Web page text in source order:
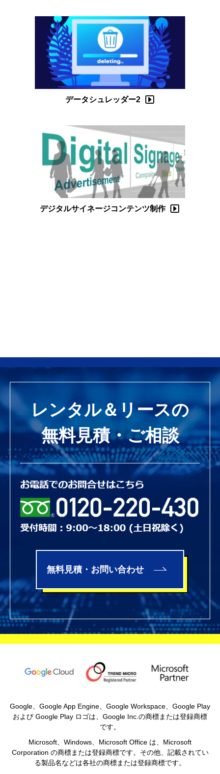
データシュレッダー2
デジタルサイネージコンテンツ制作
レンタル＆リースの
無料見積・ご相談
無料見積・お問い合わせ
Google、Google App Engine、Google Workspace、Google Play
および Google Play ロゴは、Google Inc.の商標または登録商標
です。
Microsoft、Windows、Microsoft Office は、Microsoft
Corporation の商標または登録商標です。その他、記載されてい
る製品名などは各社の商標または登録商標です。